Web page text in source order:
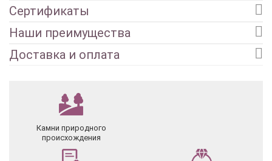
Сертификаты
Наши преимущества
Доставка и оплата
Камни природного
происхождения